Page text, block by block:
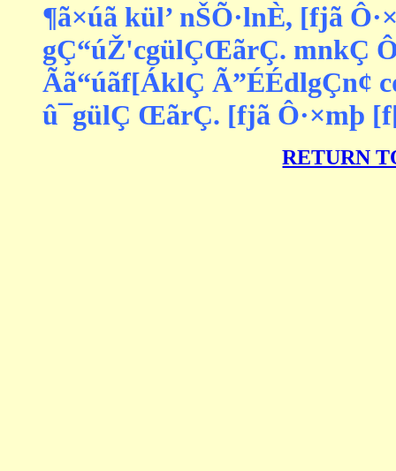
¶ã×úã kül’ nŠÕ·lnÈ, [fjã
gÇ“úŽ'cgülÇŒãrÇ. mnkÇ
Ãã“úãf[ÁklÇ Ã”ÉÉdlgÇn¢
û¯gülÇ ŒãrÇ. [fjã Ô·×mþ
RETURN